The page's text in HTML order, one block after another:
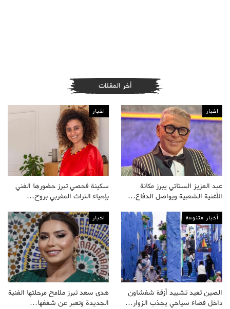
أخر المقلات
اخبار
عبد العزيز الستاتي يبرز مكانة
الأغنية الشعبية ويواصل الدفاع…
اخبار
سكينة فحصي تبرز حضورها الفني
بإحياء التراث المغربي بروح…
أخبار متنوعة
الصين تعيد تشييد أزقة شفشاون
داخل فضاء سياحي يجذب الزوار…
اخبار
هدى سعد تبرز ملامح مرحلتها الفنية
الجديدة وتعبر عن شغفها…